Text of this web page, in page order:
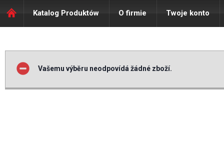
Katalog Produktów O firmie Twoje konto
Vašemu výběru neodpovídá žádné zboží.